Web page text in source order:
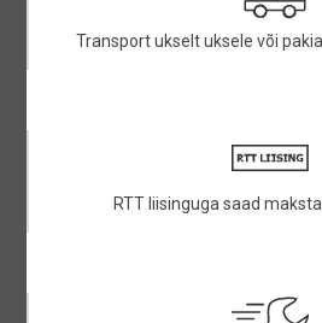
Transport ukselt uksele või
RTT liisinguga saad